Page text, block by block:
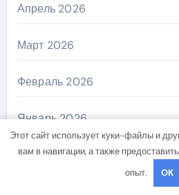
Апрель 2026
Март 2026
Февраль 2026
Январь 2026
Декабрь 2025
Этот сайт использует куки-файлы и
вам в навигации, а также
опыт.
OK